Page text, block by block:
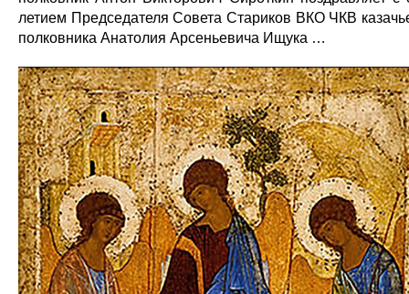
летием Председателя Совета Стариков ВКО ЧКВ
полковника Анатолия Арсеньевича Ищука …